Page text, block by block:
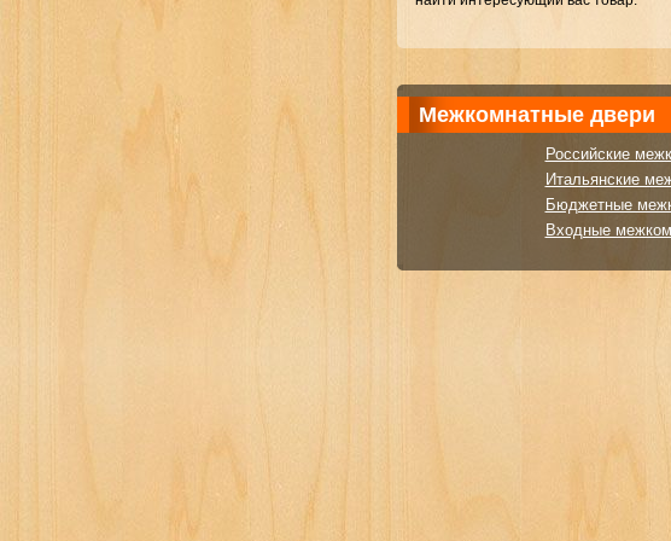
Межкомнатные двери
Российские
Итальянские
Бюджетные
Входные